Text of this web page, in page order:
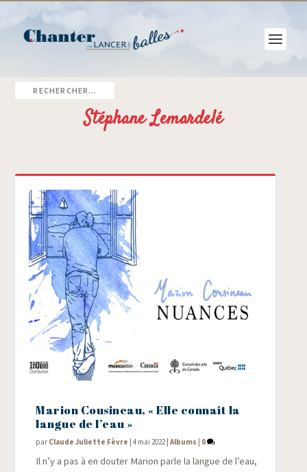
Stéphane Lemardelé
Marion Cousineau, « Elle connaît la
langue de l’eau »
par Claude Juliette Fèvre |4 mai 2022 |Albums | 0
Il n’y a pas à en dou­ter Marion parle la langue de l’eau,